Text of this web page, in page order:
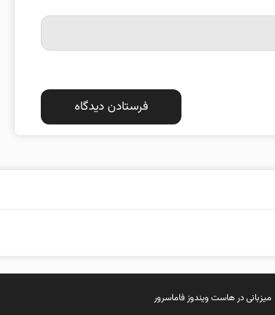
میزبانی درهاست ویندوز فاماسرور